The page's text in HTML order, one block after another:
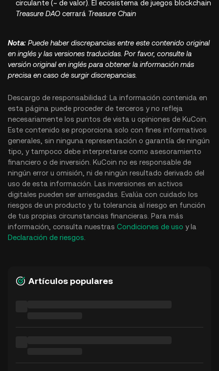
circulante (~ de valor). El ecosistema de juegos blockchain
Treasure DAO cerrará Treasure Chain
Nota: Puede haber discrepancias entre este contenido original
en inglés y las versiones traducidas. Por favor, consulte la
versión original en inglés para obtener la información más
precisa en caso de surgir discrepancias.
Descargo de responsabilidad: La información contenida en
esta página puede proceder de terceros y no refleja
necesariamente los puntos de vista u opiniones de KuCoin.
Este contenido se proporciona solo con fines informativos
generales, sin ninguna representación o garantía de ningún
tipo, y tampoco debe interpretarse como asesoramiento
financiero o de inversión. KuCoin no es responsable de
ningún error u omisión, ni de ningún resultado derivado del
uso de esta información. Las inversiones en activos
digitales pueden ser arriesgadas. Evalúa con cuidado los
riesgos de un producto y tu tolerancia al riesgo en función
de tus propias circunstancias financieras. Para más
información, consulta nuestras Condiciones de uso y la
Declaración de riesgos
Artículos populares